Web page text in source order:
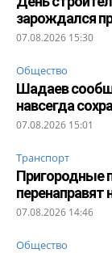
зарождался
07.08.2026 15:30
Общество
Шадаев
навсегда
07.08.2026 15:01
Транспорт
Пригородные
перенаправят
07.08.2026 14:46
Общество